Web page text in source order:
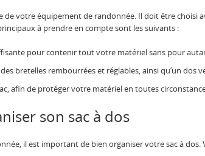
de votre équipement de randonnée. Il doit être choisi
à prendre en compte sont les suivants :
pour contenir tout votre matériel sans pour
bretelles rembourrées et réglables, ainsi qu’un
afin de protéger votre matériel en toutes
son sac à dos
il est important de bien organiser votre sac à dos.